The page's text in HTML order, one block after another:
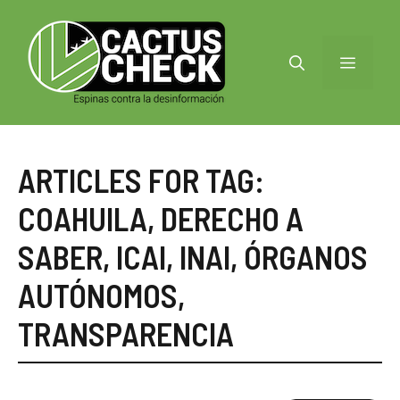
contenido
MENÚ
ARTICLES FOR TAG:
COAHUILA, DERECHO A
SABER, ICAI, INAI, ÓRGANOS
AUTÓNOMOS,
TRANSPARENCIA